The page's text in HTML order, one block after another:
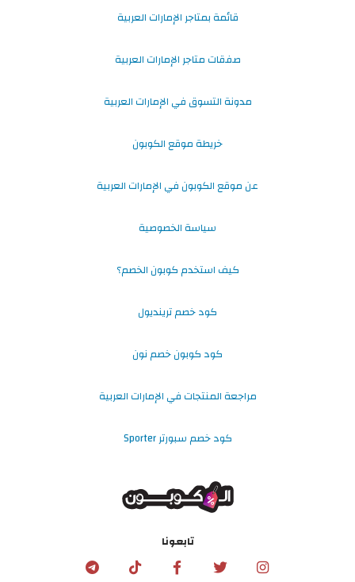
قائمة بمتاجر الإمارات العربية
صفقات متاجر الإمارات العربية
مدونة التسوق في الإمارات العربية
خريطة موقع الكوبون
عن موقع الكوبون في الإمارات العربية
سياسة الخصوصية
كيف استخدم كوبون الخصم؟
كود خصم ترينديول
كود كوبون خصم نون
مراجعة المنتجات في الإمارات العربية
كود خصم سبورتر Sporter
تابعونا